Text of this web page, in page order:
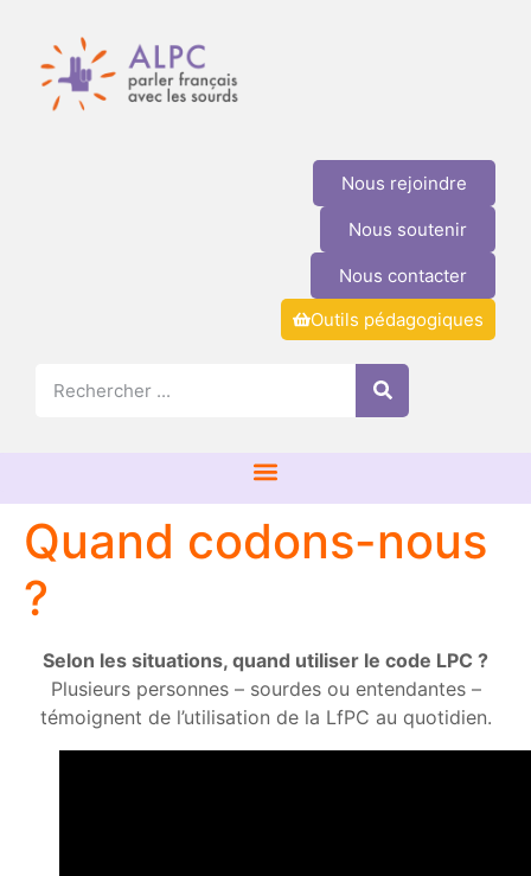
Nous rejoindre
Nous soutenir
Nous contacter
Outils pédagogiques
Quand codons-nous
?
Selon les situations, quand utiliser le code LPC ?
Plusieurs personnes – sourdes ou entendantes –
témoignent de l’utilisation de la LfPC au quotidien.